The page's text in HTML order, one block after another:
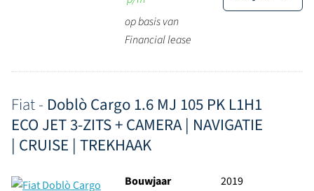
op basis van
Financial lease
Fiat - Doblò Cargo 1.6 MJ 105 PK L1H1
ECO JET 3-ZITS + CAMERA | NAVIGATIE
| CRUISE | TREKHAAK
Bouwjaar
2019